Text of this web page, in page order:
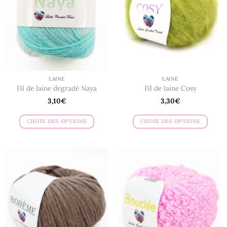
peuvent
être
choisies
sur
la
page
du
produit
peuvent
être
choisies
sur
la
produit
LAINE
Fil de laine degradé Naya
3,10€
CHOIX DES OPTIONS
plusieurs
variations.
Les
options
peuvent
être
LAINE
Fil de laine Cosy
3,30€
CHOIX DES OPTIONS
plusieurs
variations.
Les
options
peuvent
être